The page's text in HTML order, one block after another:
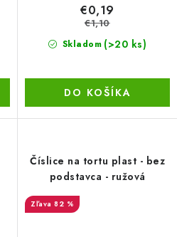
Skladom (>20 ks)
€0,19
€1,10
DO KOŠÍKA
Číslice na tortu plast - bez
podstavca - ružová
82 %